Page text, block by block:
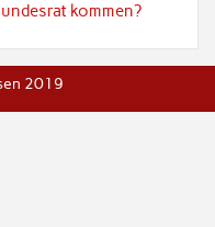
kommen?
2019